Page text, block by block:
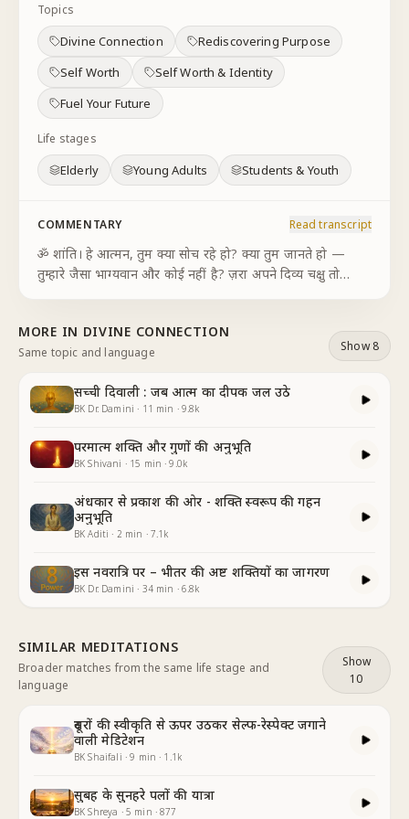
Topics
Divine Connection
Rediscovering Purpose
Self Worth
Self Worth & Identity
Fuel Your Future
Life stages
Elderly Young Adults Students & Youth
COMMENTARY Read transcript
ॐ शांति। हे आत्मन, तुम क्या सोच रहे हो? क्या तुम जानते हो —
तुम्हारे जैसा भाग्यवान और कोई नहीं है? ज़रा अपने दिव्य चक्षु तो
MORE IN DIVINE CONNECTION
Same topic and language Show 8
सच्ची दिवाली : जब आत्म का दीपक जल उठे
BK Dr. Damini · 11 min · 9.8k
परमात्म शक्ति और गुणों की अनुभूति
BK Shivani · 15 min ·9.0k
अंधकार से प्रकाश की ओर - शक्ति स्वरूप की गहन
अनुभूति
BK Aditi · 2 min · 7.1k
इस नवरात्रि पर – भीतर की अष्ट शक्तियों का जागरण
BK Dr. Damini · 34min · 6.8k
SIMILAR MEDITATIONS
Broader matches from the same life stage and
language
Show
10
दूसरों की स्वीकृति से ऊपर उठकर सेल्फ-रेस्पेक्ट जगाने
वाली मेडिटेशन
BK Shaifali ·9 min · 1.1k
सुबह के सुनहरे पलों की यात्रा
BK Shreya · 5 min ·877